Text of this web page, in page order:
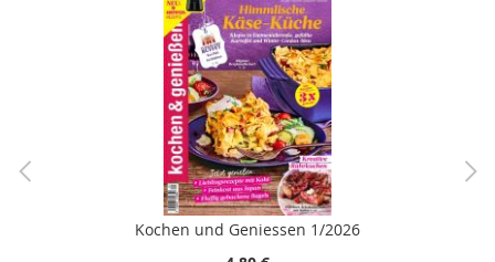
Kochen und Geniessen 1/2026